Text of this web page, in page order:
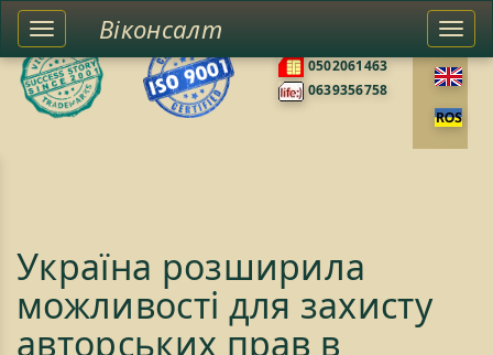
0502061463
0639356758
Toggle
left
sidebar
Віконсалт
Україна розширила
можливості для захисту
авторських прав в